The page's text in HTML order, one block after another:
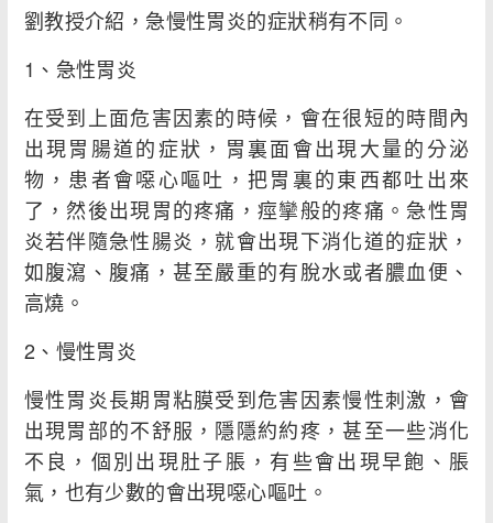
劉教授介紹，急慢性胃炎的症狀稍有不同。
1、急性胃炎
在受到上面危害因素的時候，會在很短的時間內
出現胃腸道的症狀，胃裏面會出現大量的分泌
物，患者會噁心嘔吐，把胃裏的東西都吐出來
了，然後出現胃的疼痛，痙攣般的疼痛。急性胃
炎若伴隨急性腸炎，就會出現下消化道的症狀，
如腹瀉、腹痛，甚至嚴重的有脫水或者膿血便、
高燒。
2、慢性胃炎
慢性胃炎長期胃粘膜受到危害因素慢性刺激，會
出現胃部的不舒服，隱隱約約疼，甚至一些消化
不良，個別出現肚子脹，有些會出現早飽、脹
氣，也有少數的會出現噁心嘔吐。